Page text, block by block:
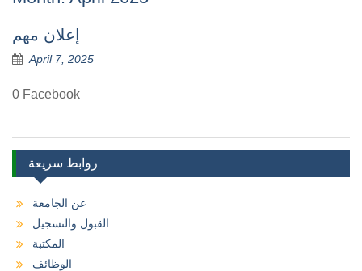
إعلان مهم
April 7, 2025
0 Facebook
روابط سريعة
عن الجامعة
القبول والتسجيل
المكتبة
الوظائف